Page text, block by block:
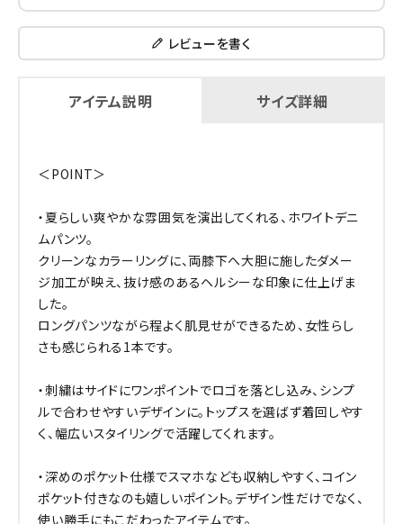
レビューを書く
アイテム説明 サイズ詳細
＜POINT＞
・夏らしい爽やかな雰囲気を演出してくれる、ホワイトデニ
ムパンツ。
クリーンなカラーリングに、両膝下へ大胆に施したダメー
ジ加工が映え、抜け感のあるヘルシーな印象に仕上げま
した。
ロングパンツながら程よく肌見せができるため、女性らし
さも感じられる1本です。
・刺繍はサイドにワンポイントでロゴを落とし込み、シンプ
ルで合わせやすいデザインに。トップスを選ばず着回しやす
く、幅広いスタイリングで活躍してくれます。
・深めのポケット仕様でスマホなども収納しやすく、コイン
ポケット付きなのも嬉しいポイント。デザイン性だけでなく、
使い勝手にもこだわったアイテムです。